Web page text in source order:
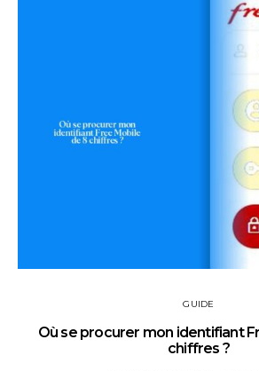
GUIDE
Où se procurer mon identifiant
chiffres ?